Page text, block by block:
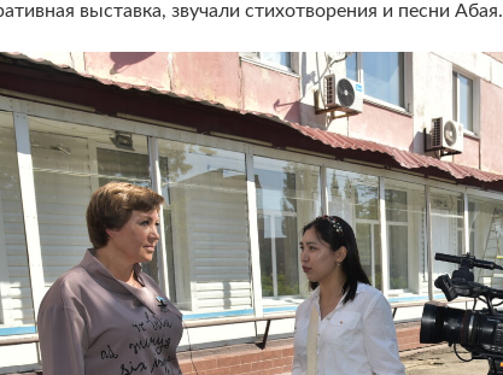
выставка, звучали стихотворения и песни Абая.